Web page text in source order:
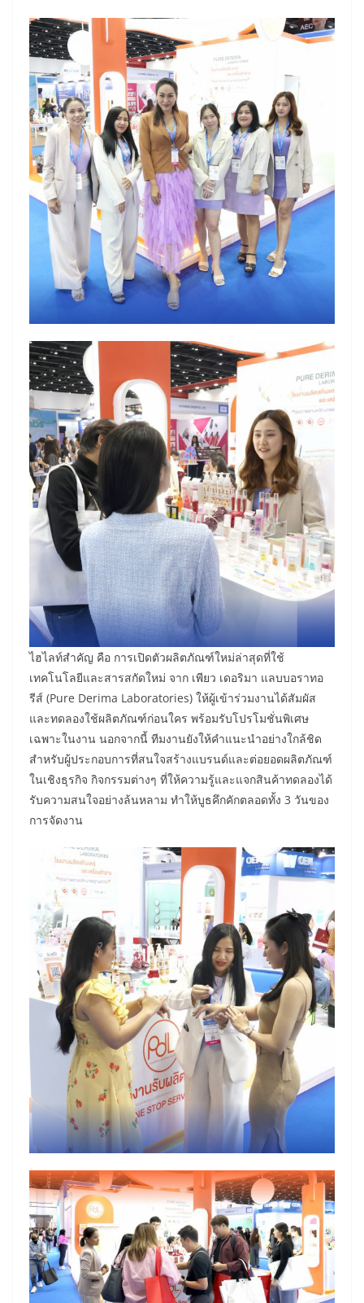
ไฮไลท์สำคัญ คือ การเปิดตัวผลิตภัณฑ์ใหม่ล่าสุดที่ใช้
เทคโนโลยีและสารสกัดใหม่ จาก เพียว เดอริมา แลบบอราทอ
รีส์ (Pure Derima Laboratories) ให้ผู้เข้าร่วมงานได้สัมผัส
และทดลองใช้ผลิตภัณฑ์ก่อนใคร พร้อมรับโปรโมชั่นพิเศษ
เฉพาะในงาน นอกจากนี้ ทีมงานยังให้คำแนะนำอย่างใกล้ชิด
สำหรับผู้ประกอบการที่สนใจสร้างแบรนด์และต่อยอดผลิตภัณฑ์
ในเชิงธุรกิจ กิจกรรมต่างๆ ที่ให้ความรู้และแจกสินค้าทดลองได้
รับความสนใจอย่างล้นหลาม ทำให้บูธคึกคักตลอดทั้ง 3 วันของ
การจัดงาน